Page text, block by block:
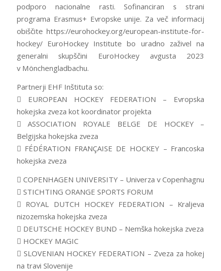
podporo nacionalne rasti. Sofinanciran s strani
programa Erasmus+ Evropske unije. Za več informacij
obiščite https://eurohockey.org/european-institute-for-
hockey/ EuroHockey Institute bo uradno zaživel na
generalni skupščini EuroHockey avgusta 2023
v Mönchengladbachu.
Partnerji EHF Inštituta so:
 EUROPEAN HOCKEY FEDERATION – Evropska
hokejska zveza kot koordinator projekta
 ASSOCIATION ROYALE BELGE DE HOCKEY –
Belgijska hokejska zveza
 FÉDÉRATION FRANÇAISE DE HOCKEY – Francoska
hokejska zveza
 COPENHAGEN UNIVERSITY – Univerza v Copenhagnu
 STICHTING ORANGE SPORTS FORUM
 ROYAL DUTCH HOCKEY FEDERATION – Kraljeva
nizozemska hokejska zveza
 DEUTSCHE HOCKEY BUND – Nemška hokejska zveza
 HOCKEY MAGIC
 SLOVENIAN HOCKEY FEDERATION – Zveza za hokej
na travi Slovenije